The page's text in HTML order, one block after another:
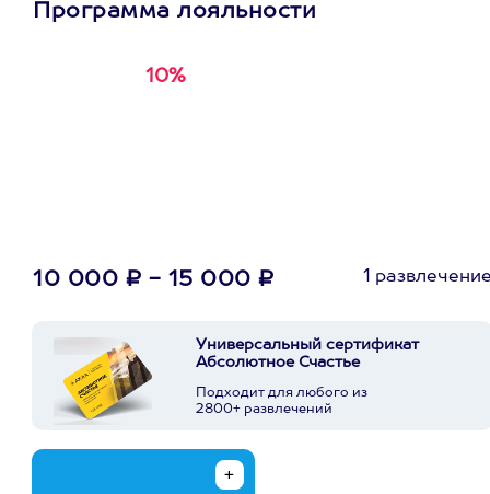
Программа лояльности
10%
10 000 ₽ - 15 000 ₽ 1
Универсальный сертификат
Абсолютное Счастье
Подходит для любого из
2800+ развлечений